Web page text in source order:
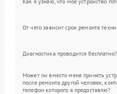
От чего зависит срок ремонта
Диагностика проводится бесплатно?
Может ли вместо меня принять
после ремонта другой человек,
телефон которого я предоставлю?